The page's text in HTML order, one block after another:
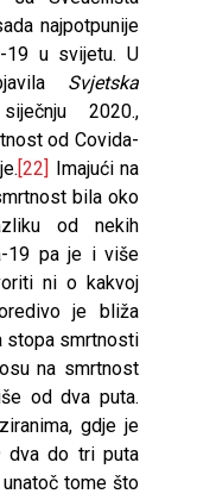
najpotpunije
19 u svijetu. U
Svjetska
2020.,
od Covida-
[22] Imajući na
bila oko
od nekih
19 pa je i više
ni o kakvoj
je bliža
stopa smrtnosti
na smrtnost
od dva puta.
gdje je
dva do tri puta
tome što